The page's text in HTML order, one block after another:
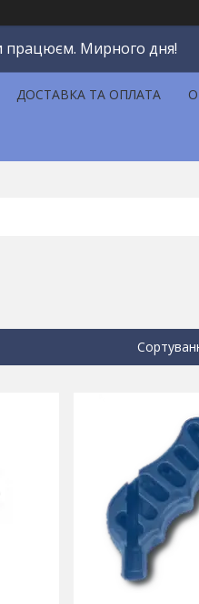
Мирного дня!
ДОСТАВКА ТА ОПЛАТА